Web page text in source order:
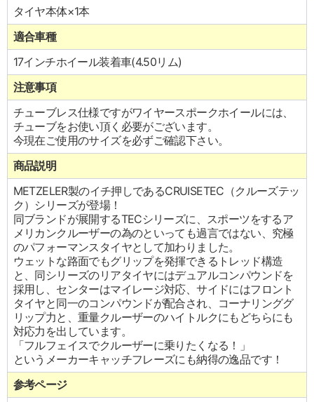
タイヤ本体×1本
適合車種
17インチホイール装着車(4.50リム)
注意事項
チューブレス仕様ですがワイヤースポークホイールには、
チューブをお使い頂く必要がございます。
今現在ご使用のサイズを必ずご確認下さい。
商品説明
METZELER製のイチ押しであるCRUISETEC（クルーズテッ
ク）シリーズが登場！
同ブランドが展開するTECシリーズに、スポーツをするア
メリカンクルーザーの為のといっても過言ではない、究極
のパフォーマンスタイヤとして加わりました。
ウェットな路面でもグリップを発揮できるトレッド構造
と、同シリーズのリアタイヤにはデュアルコンパウンドを
採用し、センターはマイレージ対応、サイドにはフロント
タイヤと同一のコンパウンドが配合され、コーナリンググ
リップ力と、重量クルーザーのハイトルクにもどちらにも
対応力を出しています。
「フルフェイスでクルーザーに乗りたくなる！」
というメーカーキャッチフレーズにも納得の逸品です！
参考ページ